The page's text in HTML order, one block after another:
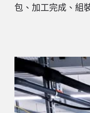
包、加工完成、組